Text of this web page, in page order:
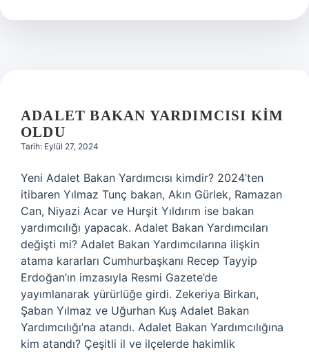
ADALET BAKAN YARDIMCISI KIM
OLDU
Tarih: Eylül 27, 2024
Yeni Adalet Bakan Yardımcısı kimdir? 2024’ten
itibaren Yılmaz Tunç bakan, Akın Gürlek, Ramazan
Can, Niyazi Acar ve Hurşit Yıldırım ise bakan
yardımcılığı yapacak. Adalet Bakan Yardımcıları
değişti mi? Adalet Bakan Yardımcılarına ilişkin
atama kararları Cumhurbaşkanı Recep Tayyip
Erdoğan’ın imzasıyla Resmi Gazete’de
yayımlanarak yürürlüğe girdi. Zekeriya Birkan,
Şaban Yılmaz ve Uğurhan Kuş Adalet Bakan
Yardımcılığı’na atandı. Adalet Bakan Yardımcılığına
kim atandı? Çeşitli il ve ilçelerde hakimlik